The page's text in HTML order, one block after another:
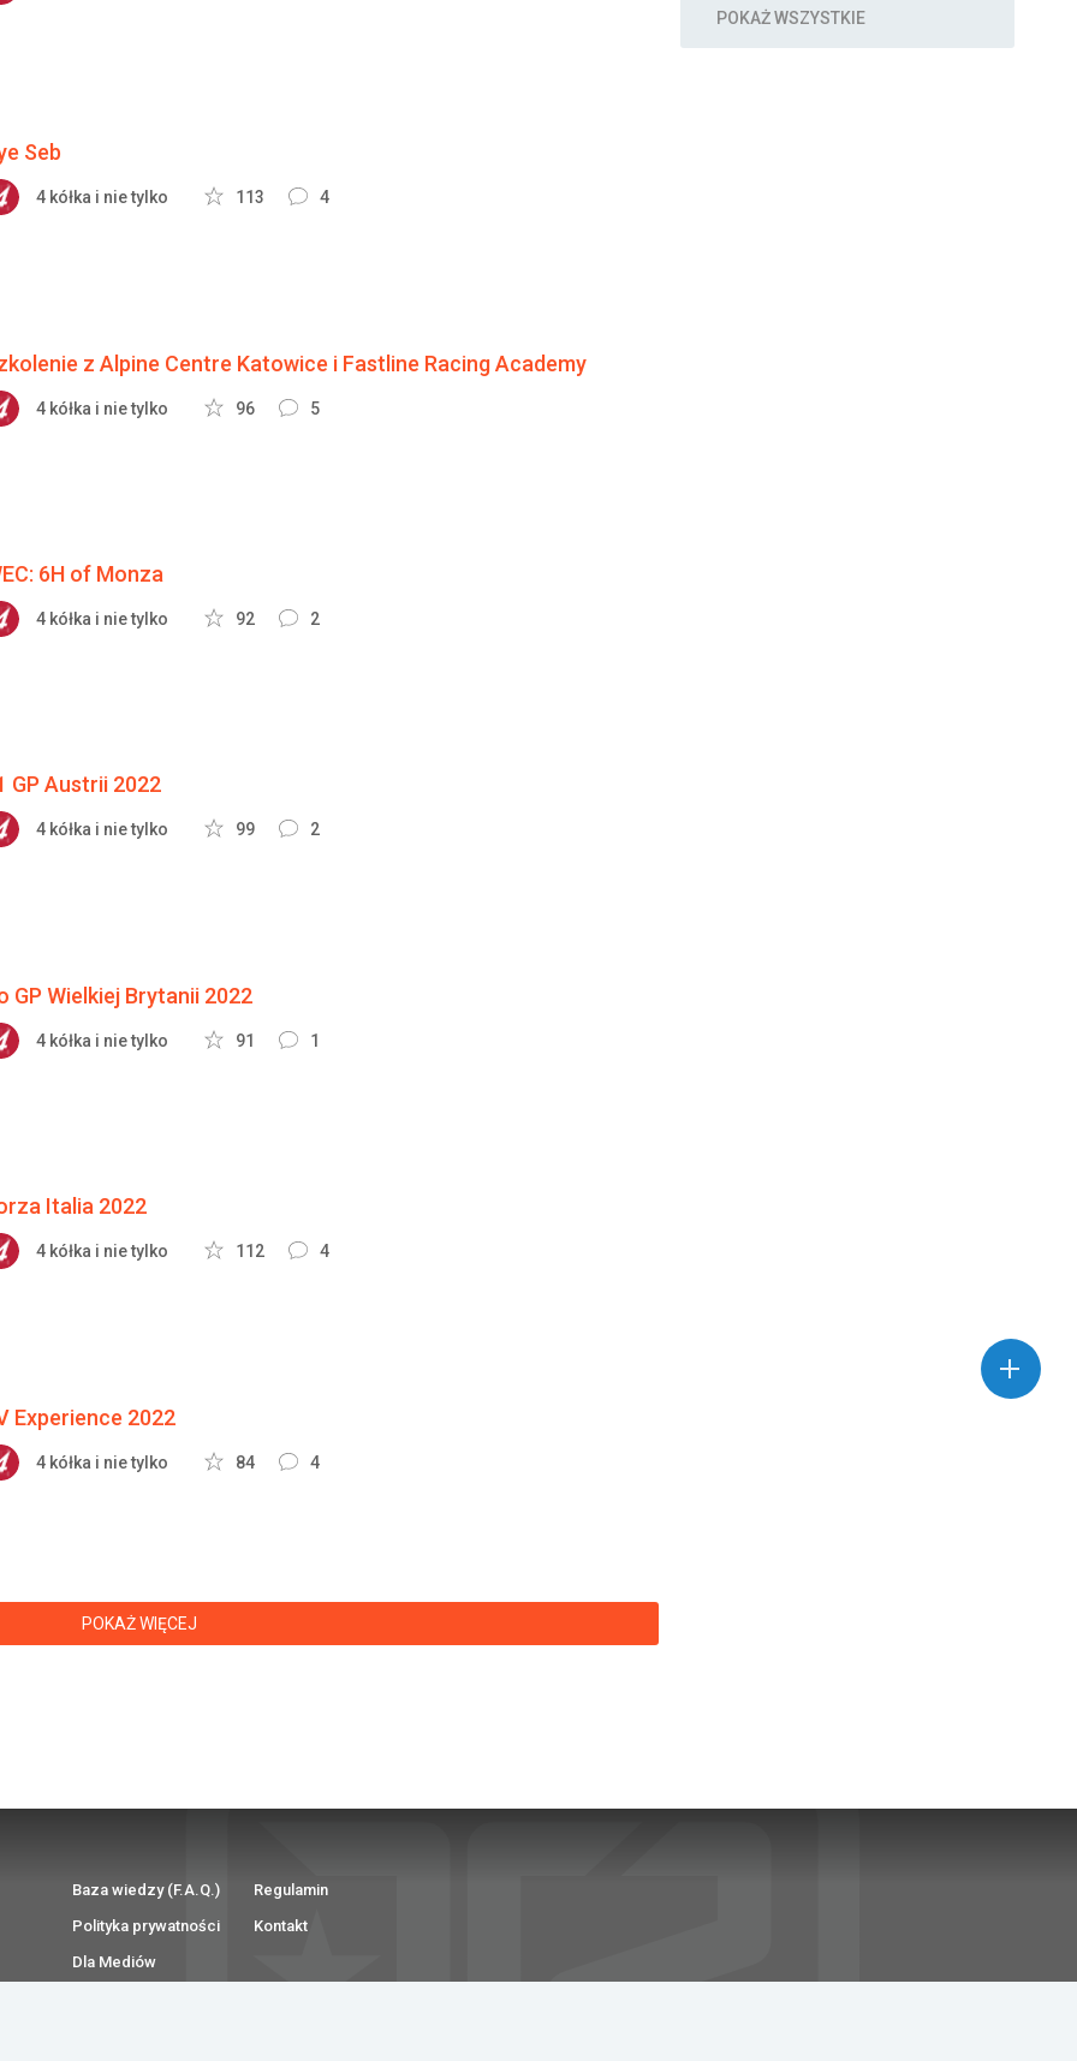
Seb
4 kółka i nie tylko 113 4
z Alpine Centre Katowice i Fastline Racing Academy
4 kółka i nie tylko 96 5
6H of Monza
4 kółka i nie tylko 92 2
GP Austrii 2022
4 kółka i nie tylko 99 2
GP Wielkiej Brytanii 2022
4 kółka i nie tylko 91 1
Italia 2022
4 kółka i nie tylko 112 4
Experience 2022
4 kółka i nie tylko 84 4
POKAŻ WIĘCEJ
POKAŻ WSZYSTKIE
Baza wiedzy (F.A.Q.)
Regulamin
Polityka prywatności
Kontakt
Dla Mediów